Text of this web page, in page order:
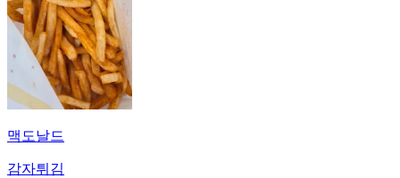
맥도날드
감자튀김